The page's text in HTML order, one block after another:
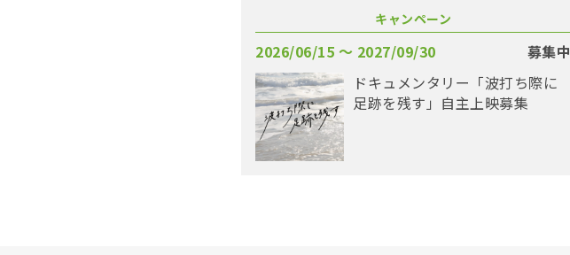
キャンペーン
2026/06/15 〜 2027/09/30
募集中
ドキュメンタリー「波打ち際に
足跡を残す」自主上映募集